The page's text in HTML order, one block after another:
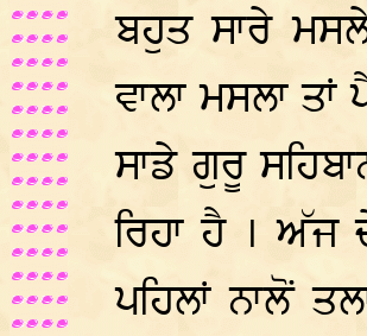
ਬਹੁਤ ਸਾਰੇ
ਵਾਲਾ ਮਸਲਾ ਤਾਂ
ਸਾਡੇ ਗੁਰੂ
ਰਿਹਾ ਹੈ ।
ਪਹਿਲਾਂ ਨਾਲੋਂ